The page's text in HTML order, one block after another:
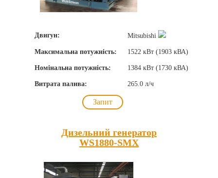
Двигун: Mitsubishi
Максимальна потужність: 1522 кВт (1903 кВА)
Номінальна потужність: 1384 кВт (1730 кВА)
Витрата палива: 265.0 л/ч
Запит
Дизельний генератор
WS1880-SMX